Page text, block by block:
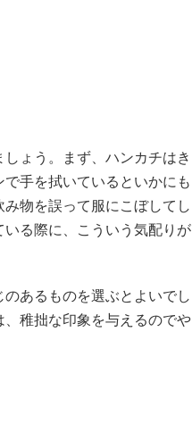
ょう。まず、ハンカチはき
手を拭いているといかにも
物を誤って服にこぼしてし
る際に、こういう気配りが
あるものを選ぶとよいでし
稚拙な印象を与えるのでや